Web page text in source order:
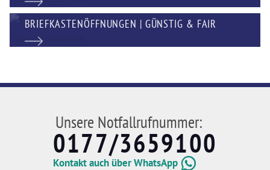
BRIEFKASTENÖFFNUNGEN | GÜNSTIG & FAIR
Unsere Notfallrufnummer:
0177/3659100
Kontakt auch über WhatsApp